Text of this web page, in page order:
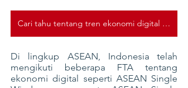
Cari tahu tentang tren ekonomi digital di Indonesia di #DigiWeek2023. Klik untuk daftar!
Di lingkup ASEAN, Indonesia telah
mengikuti beberapa FTA tentang
ekonomi digital seperti ASEAN Single